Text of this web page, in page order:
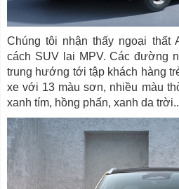
Chúng tôi nhận thấy ngoại thất
cách SUV lai MPV. Các đường
trung hướng tới tập khách hàng
xe với 13 màu sơn, nhiều màu
xanh tím, hồng phấn, xanh da